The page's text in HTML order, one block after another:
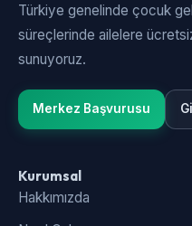
Türkiye genelinde çocuk
süreçlerinde ailelere
sunuyoruz.
Merkez Başvurusu
Kurumsal
Hakkımızda